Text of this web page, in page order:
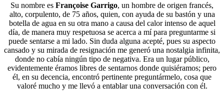
Su nombre es Françoise Garrigo, un hombre de origen francés,
alto, corpulento, de 75 años, quien, con ayuda de su bastón y una
botella de agua en su otra mano a causa del calor intenso de aquel
día, de manera muy respetuosa se acerca a mí para preguntarme si
puede sentarse a mi lado. Sin duda alguna acepté, pues su aspecto
cansado y su mirada de resignación me generó una nostalgia infinita,
donde no cabía ningún tipo de negativa. Era un lugar público,
evidentemente éramos libres de sentarnos donde quisiéramos; pero
él, en su decencia, encontró pertinente preguntármelo, cosa que
valoré mucho y me llevó a entablar una conversación con él.